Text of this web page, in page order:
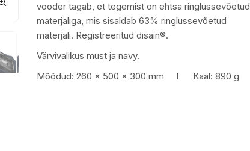
vooder tagab, et tegemist on ehtsa ringlussevõetud
materjaliga, mis sisaldab 63% ringlussevõetud
materjali. Registreeritud disain®.
Värvivalikus must ja navy.
Mõõdud: 260 x 500 x 300 mm I Kaal: 890 g